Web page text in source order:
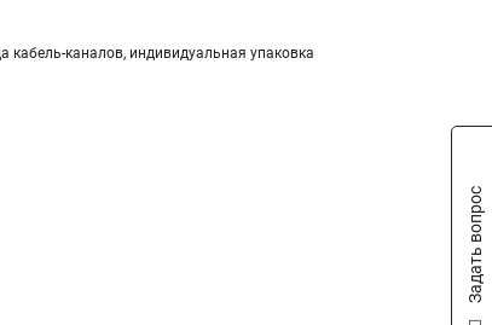
кабель-каналов, индивидуальная упаковка
Задать вопрос